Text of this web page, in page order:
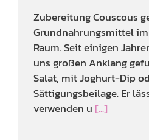
Zubereitung Couscous
Grundnahrungsmittel
Raum. Seit einigen
uns großen Anklang
Salat, mit Joghurt-Dip
Sättigungsbeilage. Er
verwenden u[...]